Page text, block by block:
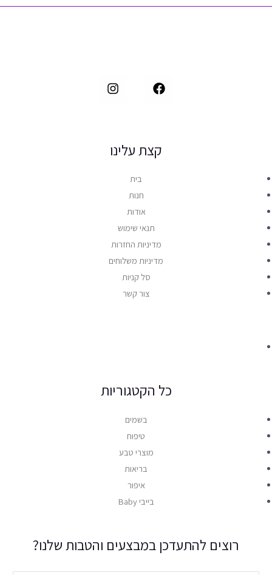
קצת עלינו
בית
חנות
אודות
תנאי שימוש
מדיניות החזרות
מדיניות משלוחים
סל קניות
צור קשר
כל הקטגוריות
בשמים
טיפוח
מוצרי טבע
בריאות
איפור
בייבי Baby
רוצים להתעדכן במבצעים והטבות שלנו?